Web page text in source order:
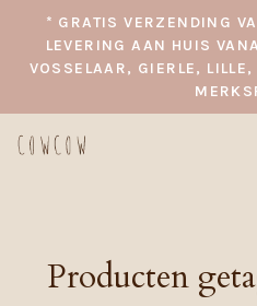
* GRATIS VERZENDING
LEVERING AAN HUIS
VOSSELAAR, GIERLE,
Producten